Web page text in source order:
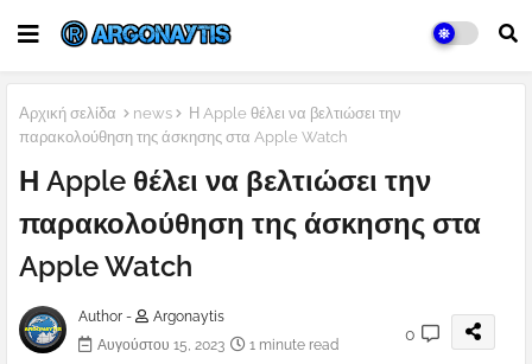
Αρχική σελίδα news
Η Apple θέλει να βελτιώσει την
παρακολούθηση της άσκησης στα Apple Watch
Η Apple θέλει να βελτιώσει την
παρακολούθηση της άσκησης στα
Apple Watch
Author -
Argonaytis
Αυγούστου 15, 2023
1 minute read
0